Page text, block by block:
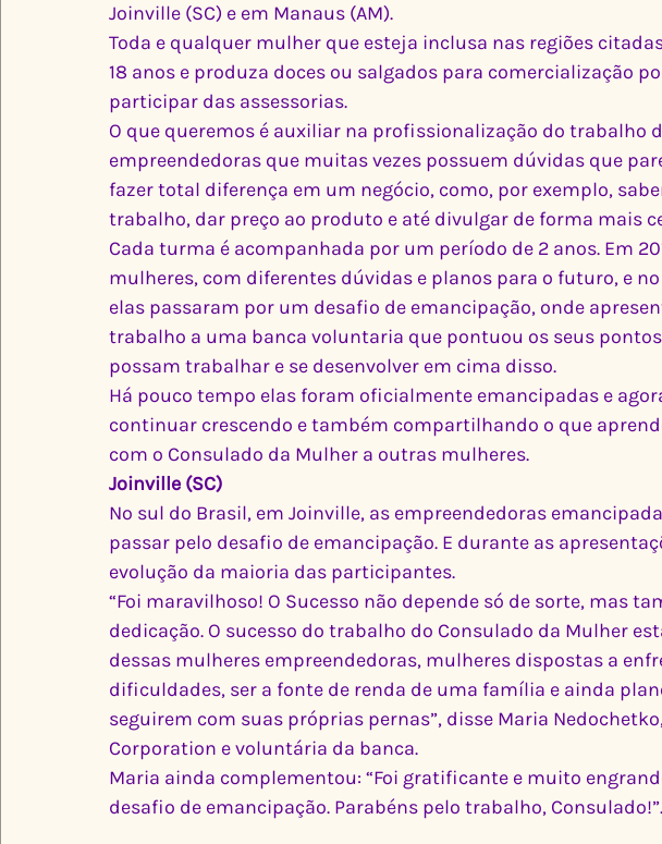
Joinville (SC) e em Manaus (AM).
Toda e qualquer mulher que esteja inclusa nas regiões
18 anos e produza doces ou salgados para comercialização
participar das assessorias.
O que queremos é auxiliar na profissionalização do trabalho
empreendedoras que muitas vezes possuem dúvidas que
fazer total diferença em um negócio, como, por exemplo,
trabalho, dar preço ao produto e até divulgar de forma mais
Cada turma é acompanhada por um período de 2 anos. Em
mulheres, com diferentes dúvidas e planos para o futuro, e
elas passaram por um desafio de emancipação, onde
trabalho a uma banca voluntaria que pontuou os seus
possam trabalhar e se desenvolver em cima disso.
Há pouco tempo elas foram oficialmente emancipadas e
continuar crescendo e também compartilhando o que
com o Consulado da Mulher a outras mulheres.
Joinville (SC)
No sul do Brasil, em Joinville, as empreendedoras
passar pelo desafio de emancipação. E durante as
evolução da maioria das participantes.
“Foi maravilhoso! O Sucesso não depende só de sorte, mas
dedicação. O sucesso do trabalho do Consulado da Mulher
dessas mulheres empreendedoras, mulheres dispostas a
dificuldades, ser a fonte de renda de uma família e ainda
seguirem com suas próprias pernas”, disse Maria
Corporation e voluntária da banca.
Maria ainda complementou: “Foi gratificante e muito
desafio de emancipação. Parabéns pelo trabalho, Consulado!”.